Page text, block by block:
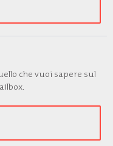
che vuoi sapere sul